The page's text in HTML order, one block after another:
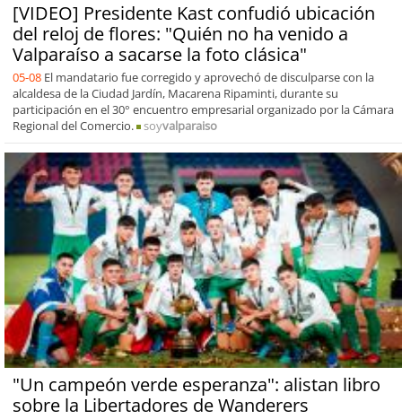
[VIDEO] Presidente Kast confudió ubicación
del reloj de flores: "Quién no ha venido a
Valparaíso a sacarse la foto clásica"
05-08 El mandatario fue corregido y aprovechó de disculparse con la
alcaldesa de la Ciudad Jardín, Macarena Ripaminti, durante su
participación en el 30° encuentro empresarial organizado por la Cámara
Regional del Comercio.
soyvalparaiso
"Un campeón verde esperanza": alistan libro
sobre la Libertadores de Wanderers